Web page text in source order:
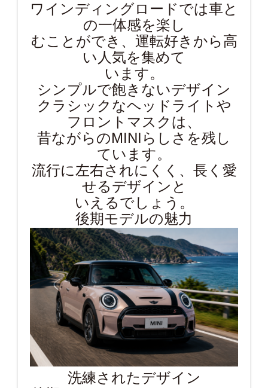
ワインディングロードでは車と
の一体感を楽し
むことができ、運転好きから高
い人気を集めて
います。
シンプルで飽きないデザイン
クラシックなヘッドライトや
フロントマスクは、
昔ながらのMINIらしさを残し
ています。
流行に左右されにくく、長く愛
せるデザインと
いえるでしょう。
後期モデルの魅力
洗練されたデザイン